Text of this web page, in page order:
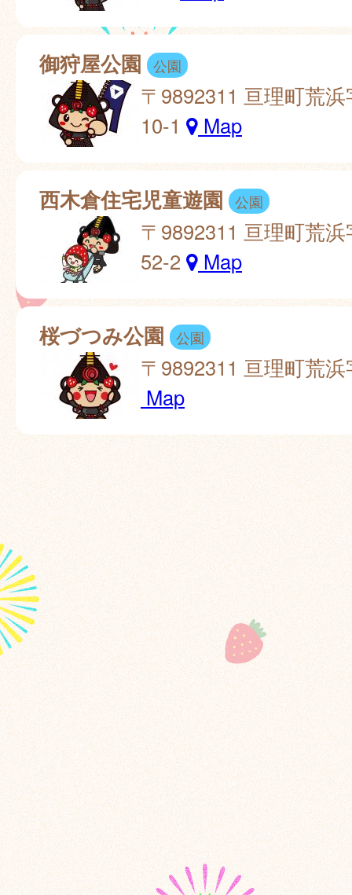
御狩屋公園 公園
〒9892311 亘理町荒
10-1
Map
西木倉住宅児童遊園 公園
〒9892311 亘理町荒
52-2
Map
桜づつみ公園 公園
〒9892311 亘理町荒
Map